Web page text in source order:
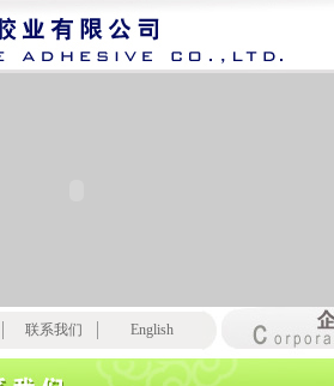
联系我们 English